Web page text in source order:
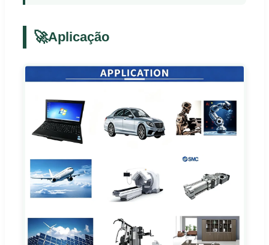
🚀Aplicação